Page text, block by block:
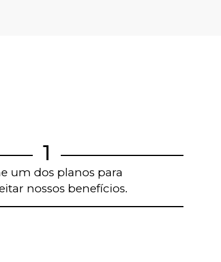
1
um dos planos para
nossos benefícios.